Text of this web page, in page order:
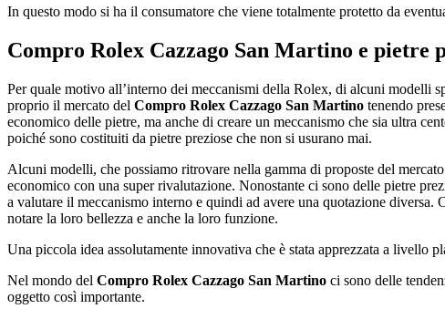
In questo modo si ha il consumatore che viene totalmente protetto da
Compro Rolex Cazzago San Martino e pietre
Per quale motivo all’interno dei meccanismi della Rolex, di alcuni modelli
proprio il mercato del Compro Rolex Cazzago San Martino tenendo
economico delle pietre, ma anche di creare un meccanismo che sia ultra
poiché sono costituiti da pietre preziose che non si usurano mai.
Alcuni modelli, che possiamo ritrovare nella gamma di proposte del
economico con una super rivalutazione. Nonostante ci sono delle pietre
a valutare il meccanismo interno e quindi ad avere una quotazione
notare la loro bellezza e anche la loro funzione.
Una piccola idea assolutamente innovativa che è stata apprezzata a livello
Nel mondo del Compro Rolex Cazzago San Martino ci sono delle
oggetto così importante.